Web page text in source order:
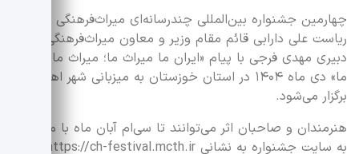
چهارمین جشنواره بین‌المللی چندرسانه‌ای میراث‌فرهنگی به
ریاست علی دارابی قائم مقام وزیر و معاون میراث‌فرهنگی و به
دبیری مهدی فرجی با پیام «ایران ما میراث ما؛ میراث ما ایران
ما» دی ماه ۱۴۰۴ در استان خوزستان به میزبانی شهر اهواز
برگزار می‌شود.
هنرمندان و صاحبان اثر می‌‏توانند تا سی‌ام آبان ماه با مراجعه